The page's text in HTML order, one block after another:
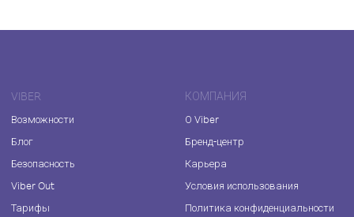
VIBER
Возможности
Блог
Безопасность
Viber Out
Тарифы
КОМПАНИЯ
О Viber
Бренд-центр
Карьера
Условия использования
Политика конфиденциальности